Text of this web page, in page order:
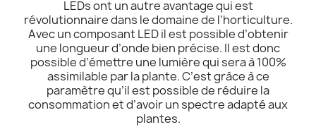
LEDs ont un autre avantage qui est
révolutionnaire dans le domaine de l’horticulture.
Avec un composant LED il est possible d’obtenir
une longueur d’onde bien précise. Il est donc
possible d’émettre une lumière qui sera à 100%
assimilable par la plante. C’est grâce à ce
paramètre qu’il est possible de réduire la
consommation et d’avoir un spectre adapté aux
plantes.